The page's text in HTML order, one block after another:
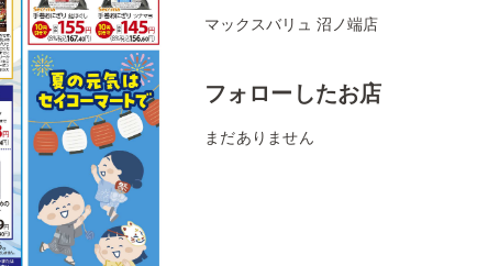
マックスバリュ 沼ノ端店
フォローしたお店
まだありません